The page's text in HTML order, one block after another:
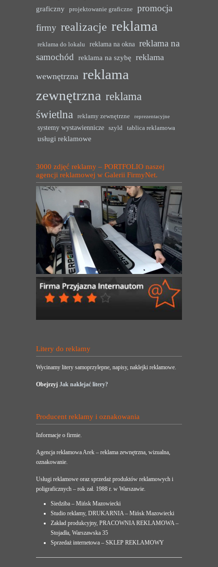
graficzny
projektowanie graficzne
promocja
firmy realizacje reklama
reklama do lokalu reklama na okna reklama na
samochód reklama na szybę reklama
wewnętrzna reklama
zewnętrzna reklama
świetlna
reklamy zewnętrzne reprezentacyjne
systemy wystawiennicze szyld tablica reklamowa
usługi reklamowe
3000 zdjęć reklamy – PORTFOLIO naszej
agencji reklamowej w Galerii FirmyNet.
Litery do reklamy
Wycinamy litery samoprzylepne, napisy, naklejki reklamowe.
Obejrzyj Jak naklejać litery?
Producent reklamy i oznakowania
Informacje o firmie.
Agencja reklamowa Arek – reklama zewnętrzna, wizualna,
oznakowanie.
Usługi reklamowe oraz sprzedaż produktów reklamowych i
poligraficznych – rok zał. 1988 r. w Warszawie.
Siedziba – Mińsk Mazowiecki
Studio reklamy, DRUKARNIA – Mińsk Mazowiecki
Zakład produkcyjny, PRACOWNIA REKLAMOWA –
Stojadła, Warszawska 35
Sprzedaż internetowa – SKLEP REKLAMOWY